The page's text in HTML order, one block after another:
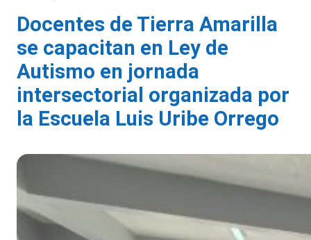
Docentes de Tierra Amarilla
se capacitan en Ley de
Autismo en jornada
intersectorial organizada por
la Escuela Luis Uribe Orrego